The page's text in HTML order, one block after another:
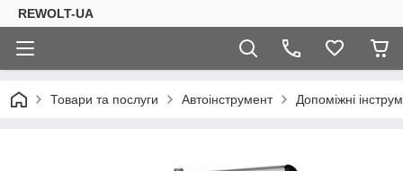
REWOLT-UA
Товари та послуги Автоінструмент Допоміжні